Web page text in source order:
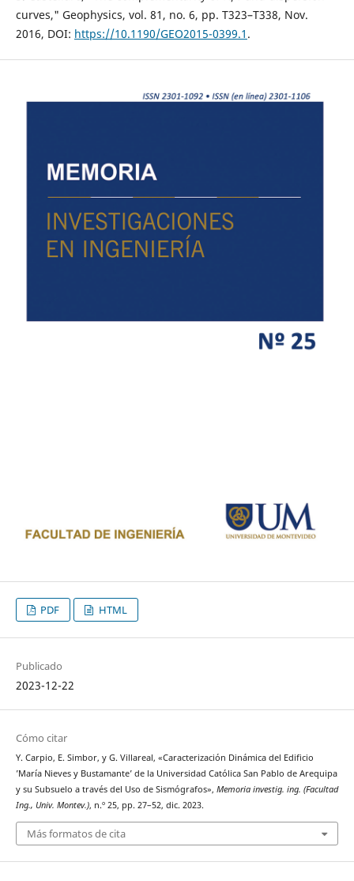
curves," Geophysics, vol. 81, no. 6, pp. T323–T338, Nov.
2016, DOI: https://10.1190/GEO2015-0399.1 .
PDF HTML
Publicado
2023-12-22
Cómo citar
Y. Carpio, E. Simbor, y G. Villareal, «Caracterización Dinámica del Edificio
’María Nieves y Bustamante’ de la Universidad Católica San Pablo de Arequipa
y su Subsuelo a través del Uso de Sismógrafos», Memoria investig. ing. (Facultad
Ing., Univ. Montev.), n.º 25, pp. 27–52, dic. 2023.
Más formatos de cita